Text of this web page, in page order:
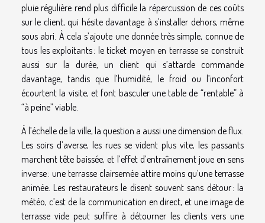
pluie régulière rend plus difficile la répercussion de ces coûts
sur le client, qui hésite davantage à s’installer dehors, même
sous abri. À cela s’ajoute une donnée très simple, connue de
tous les exploitants : le ticket moyen en terrasse se construit
aussi sur la durée, un client qui s’attarde commande
davantage, tandis que l’humidité, le froid ou l’inconfort
écourtent la visite, et font basculer une table de “rentable” à
“à peine” viable.
À l’échelle de la ville, la question a aussi une dimension de flux.
Les soirs d’averse, les rues se vident plus vite, les passants
marchent tête baissée, et l’effet d’entraînement joue en sens
inverse : une terrasse clairsemée attire moins qu’une terrasse
animée. Les restaurateurs le disent souvent sans détour : la
météo, c’est de la communication en direct, et une image de
terrasse vide peut suffire à détourner les clients vers une